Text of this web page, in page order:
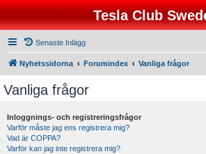
Tesla Club
Senaste Inlägg
Nyhetssidorna Forumindex Vanliga frågor
Vanliga frågor
Inloggnings- och registreringsfrågor
Varför måste jag ens registrera mig?
Vad är COPPA?
Varför kan jag inte registrera mig?